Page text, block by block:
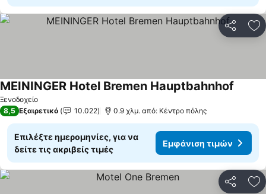
Ξενοδοχείο
MEININGER Hotel Bremen Hauptbahnhof
8,5 Εξαιρετικό 10.022 0.9 χλμ. από: Κέντρο πόλης
Επιλέξτε ημερομηνίες, για να
δείτε τις ακριβείς τιμές
Εμφάνιση τιμών